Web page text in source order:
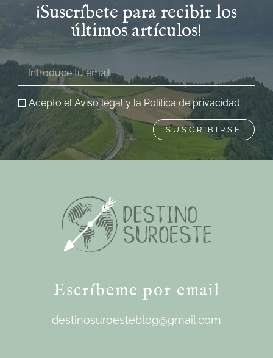
¡Suscríbete para recibir los
últimos artículos!
Acepto elAviso legaly la Política de privacidad
SUSCRIBIRSE
Escríbeme por email
destinosuroesteblog@gmail.com